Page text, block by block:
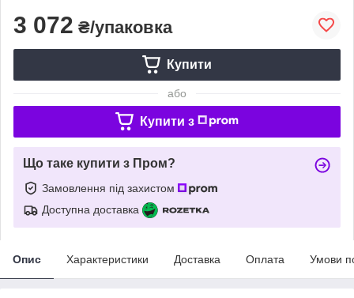
3 072 ₴/упаковка
Купити
або
Купити з
Що таке купити з Пром?
Замовлення під захистом
Доступна доставка
Опис Характеристики Доставка Оплата Умови